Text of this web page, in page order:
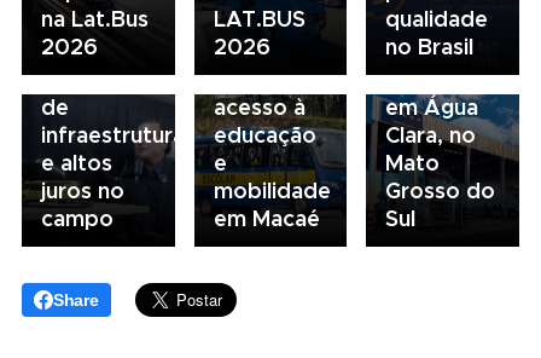
na Lat.Bus
2026
LAT.BUS
2026
qualidade
no Brasil
da FAESP
alerta para
gargalos
de
infraestrutura
e altos
juros no
campo
da frota
escolar
fortalece
acesso à
educação
e
mobilidade
em Macaé
Volvo
inaugura
concessionária
em Água
Clara, no
Mato
Grosso do
Sul
Share